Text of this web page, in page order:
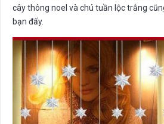
cây thông noel và chú tuần lộc trắng
bạn đấy.